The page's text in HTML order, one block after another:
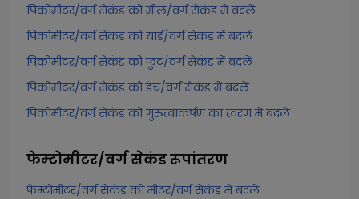
पिकोमीटर/वर्ग सेकंड को मील/वर्ग सेकंड में बदलें
पिकोमीटर/वर्ग सेकंड को यार्ड/वर्ग सेकंड में बदलें
पिकोमीटर/वर्ग सेकंड को फुट/वर्ग सेकंड में बदलें
पिकोमीटर/वर्ग सेकंड को इंच/वर्ग सेकंड में बदलें
पिकोमीटर/वर्ग सेकंड को गुरुत्वाकर्षण का त्वरण में बदलें
फेम्टोमीटर/वर्ग सेकंडरूपांतरण
फेम्टोमीटर/वर्ग सेकंड को मीटर/वर्ग सेकंड में बदलें